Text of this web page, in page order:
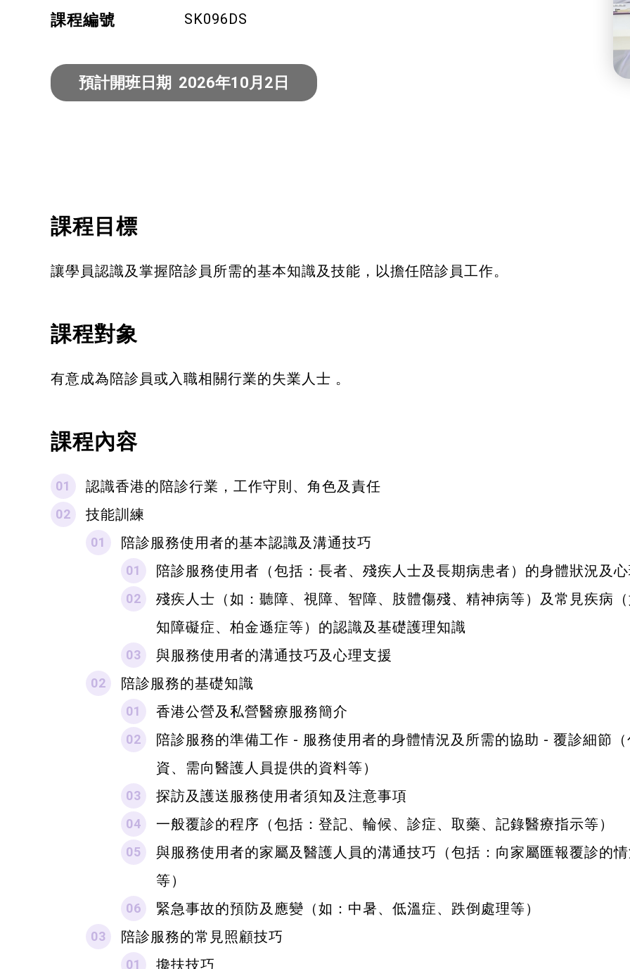
藝術分享
身心靈健康
課程編號 SK096DS
預計開班日期 2026年10月2日
課程目標
讓學員認識及掌握陪診員所需的基本知識及技能，以擔任陪診員工作。
課程對象
有意成為陪診員或入職相關行業的失業人士 。
課程內容
認識香港的陪診行業，工作守則、角色及責任
技能訓練
陪診服務使用者的基本認識及溝通技巧
陪診服務使用者（包括：長者、殘疾人士及長期病患者）的身體狀況及
殘疾人士（如：聽障、視障、智障、肢體傷殘、精神病等）及常見疾病
知障礙症、柏金遜症等）的認識及基礎護理知識
與服務使用者的溝通技巧及心理支援
陪診服務的基礎知識
香港公營及私營醫療服務簡介
陪診服務的準備工作 - 服務使用者的身體情況及所需的協助 - 覆診細節
資、需向醫護人員提供的資料等）
探訪及護送服務使用者須知及注意事項
一般覆診的程序（包括：登記、輪候、診症、取藥、記錄醫療指示等）
與服務使用者的家屬及醫護人員的溝通技巧（包括：向家屬匯報覆診的
等）
緊急事故的預防及應變（如：中暑、低溫症、跌倒處理等）
陪診服務的常見照顧技巧
攙扶技巧